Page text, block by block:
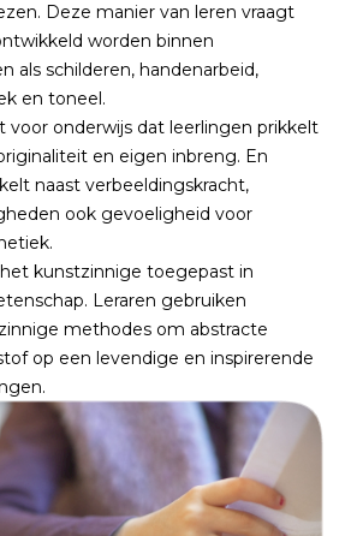
Deze manier van leren vraagt
worden binnen
als schilderen, handenarbeid,
en toneel.
voor onderwijs dat leerlingen prikkelt
en eigen inbreng. En
naast verbeeldingskracht,
ook gevoeligheid voor
kunstzinnige toegepast in
Leraren gebruiken
methodes om abstracte
op een levendige en inspirerende